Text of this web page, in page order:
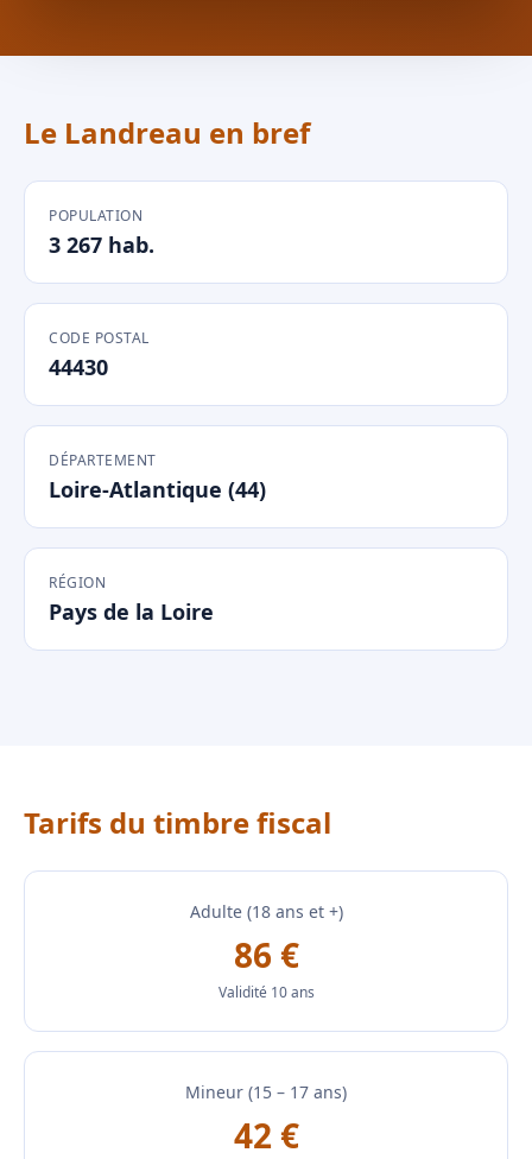
Le Landreau en bref
POPULATION
3 267 hab.
CODE POSTAL
44430
DÉPARTEMENT
Loire-Atlantique (44)
RÉGION
Pays de la Loire
Tarifs du timbre fiscal
Adulte (18 ans et +)
86 €
Validité 10 ans
Mineur (15 – 17 ans)
42 €